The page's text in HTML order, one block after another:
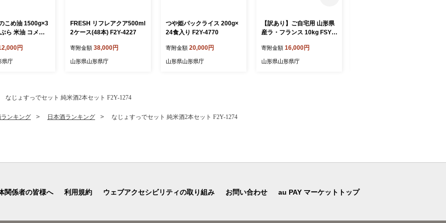
こめ油 1500g×3
ら 米油 コメ油
用オイル 調理
山形県 F2Y-1730
円
県庁
FRESH リフレアクア500ml
2ケース(48本) F2Y-4227
寄附金額 38,000円
山形県山形県庁
つや姫パックライス 200g×
24食入り F2Y-4770
寄附金額 20,000円
山形県山形県庁
【訳あり】ご自宅用 山形県
産ラ・フランス 10kg FSY-2
寄附金額 16,000円
山形県山形県庁
なじょすっでセット 純米酒2本セット F2Y-1274
ンキング 日本酒ランキング なじょすっでセット 純米酒2本セット F2Y-1274
関係者の皆様へ 利用規約 ウェブアクセシビリティの取り組み お問い合わせ au PAY マーケットトップ